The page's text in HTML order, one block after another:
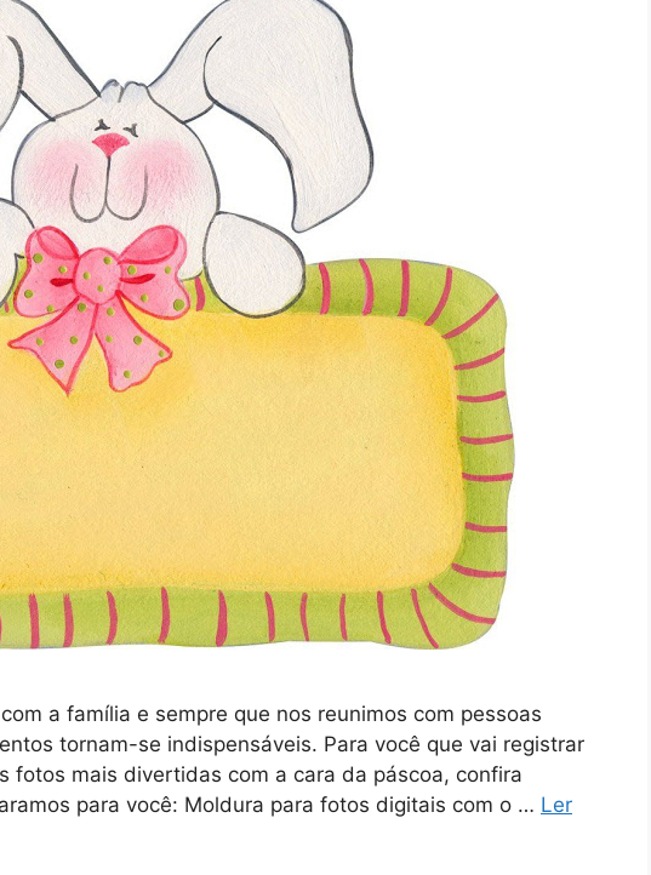
a família e sempre que nos reunimos com pessoas
tornam-se indispensáveis. Para você que vai registrar
fotos mais divertidas com a cara da páscoa, confira
para você: Moldura para fotos digitais com o … Ler